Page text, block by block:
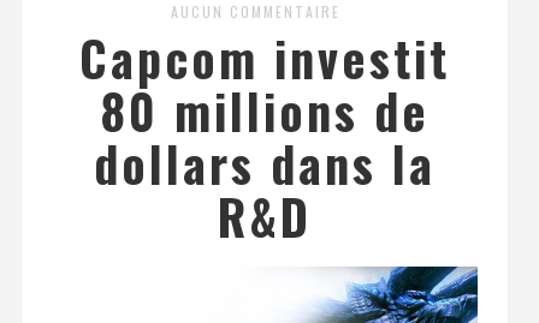
AUCUN COMMENTAIRE
Capcom investit
80 millions de
dollars dans la
R&D